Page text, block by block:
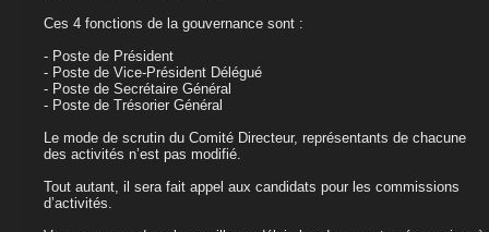
Ces 4 fonctions de la gouvernance sont :
- Poste de Président
- Poste de Vice-Président Délégué
- Poste de Secrétaire Général
- Poste de Trésorier Général
Le mode de scrutin du Comité Directeur, représentants de chacune
des activités n’est pas modifié.
Tout autant, il sera fait appel aux candidats pour les commissions
d’activités.